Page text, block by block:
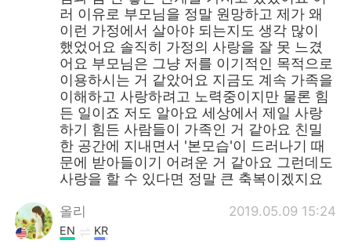
러 이유로 부모님을 정말 원망하고 제가 왜
이런 가정에서 살아야 되는지도 생각 많이
했었어요 솔직히 가정의 사랑을 잘 못 느겼
어요 부모님은 그냥 저를 이기적인 목적으로
이용하시는 거 같았어요 지금도 계속 가족을
이해하고 사랑하려고 노력중이지만 물론 힘
든 일이죠 저도 알아요 세상에서 제일 사랑
하기 힘든 사람들이 가족인 거 같아요 친밀
한 공간에 지내면서 '본모습'이 드러나기 때
문에 받아들이기 어려운 거 같아요 그런데도
사랑을 할 수 있다면 정말 큰 축복이겠지요
올리 2019.05.09 15:24
EN KR